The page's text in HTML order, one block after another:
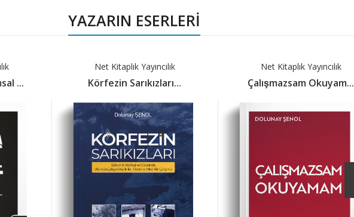
YAZARIN ESERLERİ
...
Net Kitaplık Yayıncılık
Körfezin Sarıkızları...
Net Kitaplık Yayıncılık
Çalışmazsam Okuyam...